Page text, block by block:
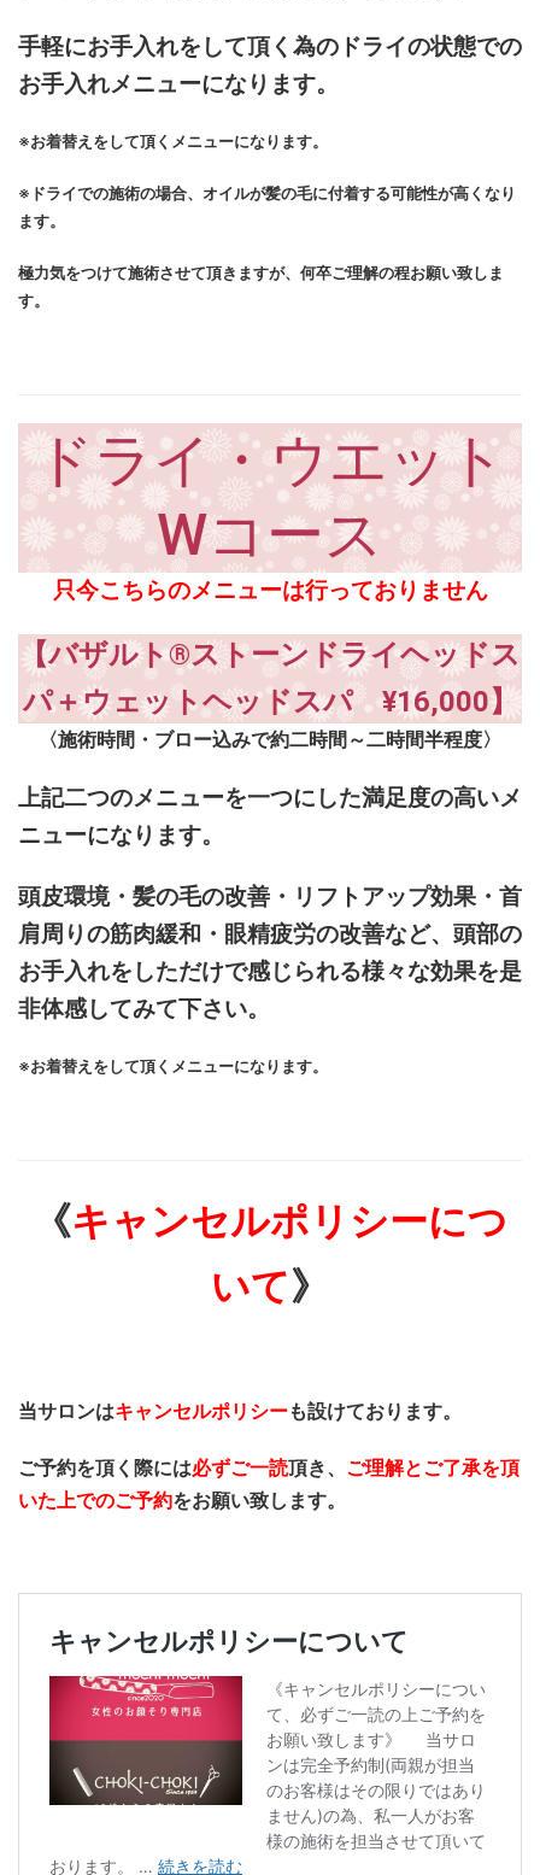
手軽にお手入れをして頂く為のドライの状態での
お手入れメニューになります。
※お着替えをして頂くメニューになります。
※ドライでの施術の場合、オイルが髪の毛に付着する可能性が高くなり
ます。
極力気をつけて施術させて頂きますが、何卒ご理解の程お願い致しま
す。
ドライ・ウエット
Wコース
只今こちらのメニューは行っておりません
【バザルト®ストーンドライヘッドス
パ＋ウェットヘッドスパ ¥16,000】
〈施術時間・ブロー込みで約二時間～二時間半程度〉
上記二つのメニューを一つにした満足度の高いメ
ニューになります。
頭皮環境・髪の毛の改善・リフトアップ効果・首
肩周りの筋肉緩和・眼精疲労の改善など、頭部の
お手入れをしただけで感じられる様々な効果を是
非体感してみて下さい。
※お着替えをして頂くメニューになります。
《キャンセルポリシーにつ
いて》
当サロンはキャンセルポリシーも設けております。
ご予約を頂く際には必ずご一読頂き、 ご理解とご了承を頂
いた上でのご予約をお願い致します。